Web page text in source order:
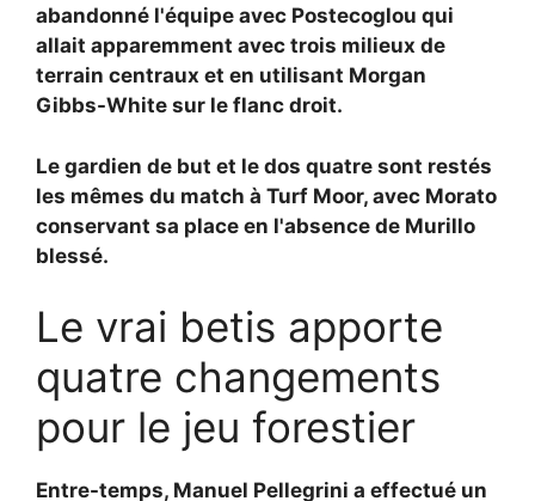
abandonné l'équipe avec Postecoglou qui
allait apparemment avec trois milieux de
terrain centraux et en utilisant Morgan
Gibbs-White sur le flanc droit.
Le gardien de but et le dos quatre sont restés
les mêmes du match à Turf Moor, avec Morato
conservant sa place en l'absence de Murillo
blessé.
Le vrai betis apporte
quatre changements
pour le jeu forestier
Entre-temps, Manuel Pellegrini a effectué un